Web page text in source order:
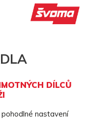
DÍLCŮ
nastavení